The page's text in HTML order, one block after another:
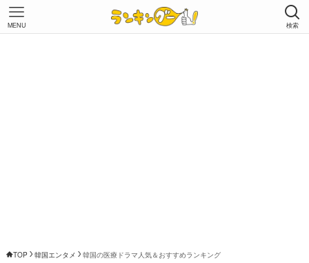
検索
MENU
TOP 韓国エンタメ 韓国の医療ドラマ人気＆おすすめランキング